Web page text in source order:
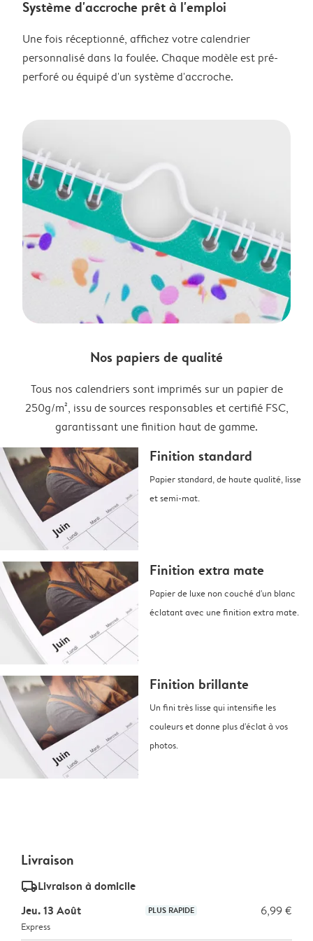
Système d'accroche prêt à l'emploi
Une fois réceptionné, affichez votre calendrier
personnalisé dans la foulée. Chaque modèle est pré-
perforé ou équipé d'un système d'accroche.
Nos papiers de qualité
Tous nos calendriers sont imprimés sur un papier de
250g/m², issu de sources responsables et certifié FSC,
garantissant une finition haut de gamme.
Finition standard
Papier standard, de haute qualité, lisse
et semi-mat.
Finition extra mate
Papier de luxe non couché d'un blanc
éclatant avec une finition extra mate.
Finition brillante
Un fini très lisse qui intensifie les
couleurs et donne plus d'éclat à vos
photos.
Livraison
delivery_standard_v2Livraison à domicile
Jeu. 13 Août
PLUS RAPIDE 6,99 €
Express